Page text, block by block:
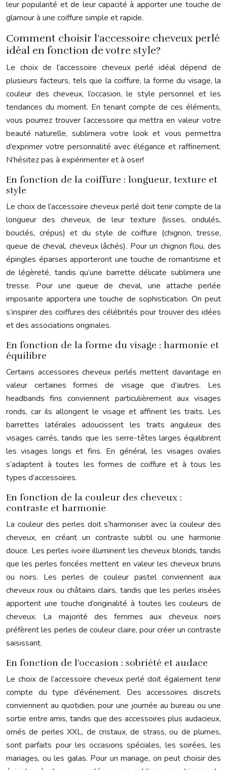
leur popularité et de leur capacité à apporter une touche de
glamour à une coiffure simple et rapide.
Comment choisir l’accessoire cheveux perlé
idéal en fonction de votre style?
Le choix de l’accessoire cheveux perlé idéal dépend de
plusieurs facteurs, tels que la coiffure, la forme du visage, la
couleur des cheveux, l’occasion, le style personnel et les
tendances du moment. En tenant compte de ces éléments,
vous pourrez trouver l’accessoire qui mettra en valeur votre
beauté naturelle, sublimera votre look et vous permettra
d’exprimer votre personnalité avec élégance et raffinement.
N’hésitez pas à expérimenter et à oser!
En fonction de la coiffure : longueur, texture et
style
Le choix de l’accessoire cheveux perlé doit tenir compte de la
longueur des cheveux, de leur texture (lisses, ondulés,
bouclés, crépus) et du style de coiffure (chignon, tresse,
queue de cheval, cheveux lâchés). Pour un chignon flou, des
épingles éparses apporteront une touche de romantisme et
de légèreté, tandis qu’une barrette délicate sublimera une
tresse. Pour une queue de cheval, une attache perlée
imposante apportera une touche de sophistication. On peut
s’inspirer des coiffures des célébrités pour trouver des idées
et des associations originales.
En fonction de la forme du visage : harmonie et
équilibre
Certains accessoires cheveux perlés mettent davantage en
valeur certaines formes de visage que d’autres. Les
headbands fins conviennent particulièrement aux visages
ronds, car ils allongent le visage et affinent les traits. Les
barrettes latérales adoucissent les traits anguleux des
visages carrés, tandis que les serre-têtes larges équilibrent
les visages longs et fins. En général, les visages ovales
s’adaptent à toutes les formes de coiffure et à tous les
types d’accessoires.
En fonction de la couleur des cheveux :
contraste et harmonie
La couleur des perles doit s’harmoniser avec la couleur des
cheveux, en créant un contraste subtil ou une harmonie
douce. Les perles ivoire illuminent les cheveux blonds, tandis
que les perles foncées mettent en valeur les cheveux bruns
ou noirs. Les perles de couleur pastel conviennent aux
cheveux roux ou châtains clairs, tandis que les perles irisées
apportent une touche d’originalité à toutes les couleurs de
cheveux. La majorité des femmes aux cheveux noirs
préfèrent les perles de couleur claire, pour créer un contraste
saisissant.
En fonction de l’occasion : sobriété et audace
Le choix de l’accessoire cheveux perlé doit également tenir
compte du type d’événement. Des accessoires discrets
conviennent au quotidien, pour une journée au bureau ou une
sortie entre amis, tandis que des accessoires plus audacieux,
ornés de perles XXL, de cristaux, de strass, ou de plumes,
sont parfaits pour les occasions spéciales, les soirées, les
mariages, ou les galas. Pour un mariage, on peut choisir des